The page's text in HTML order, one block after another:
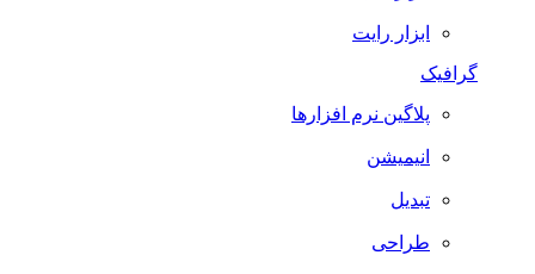
ابزار رایت
گرافیک
پلاگین نرم افزارها
انیمیشن
تبدیل
طراحی